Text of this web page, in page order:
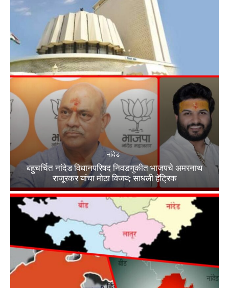
नांदेड
बहुचर्चित नांदेड विधानपरिषद निवडणुकीत भाजपचे अमरनाथ
राजूरकर यांचा मोठा विजय; साधली हॅट्रिक